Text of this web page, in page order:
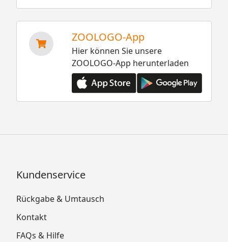
ZOOLOGO-App
Hier können Sie unsere
ZOOLOGO-App herunterladen
Kundenservice
Rückgabe & Umtausch
Kontakt
FAQs & Hilfe